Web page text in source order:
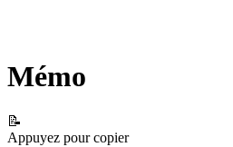
Mémo
📝
Appuyez pour copier